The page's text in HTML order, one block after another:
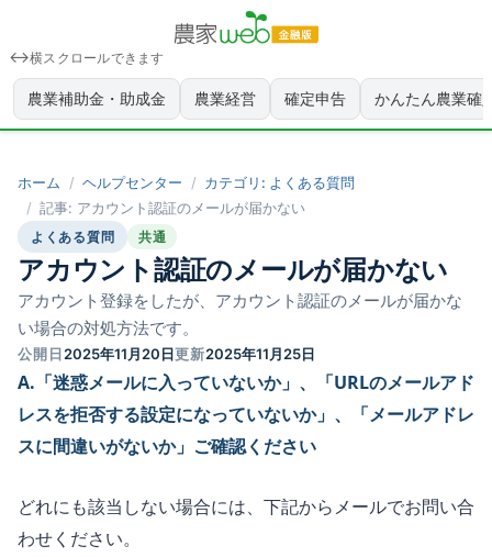
横スクロールできます
農業補助金・助成金 農業経営 確定申告 かんたん農業確
ホーム ヘルプセンター カテゴリ: よくある質問
記事: アカウント認証のメールが届かない
よくある質問 共通
アカウント認証のメールが届かない
アカウント登録をしたが、アカウント認証のメールが届かな
い場合の対処方法です。
公開日2025年11月20日更新2025年11月25日
A.「迷惑メールに入っていないか」、「URLのメールアド
レスを拒否する設定になっていないか」、「メールアドレ
スに間違いがないか」ご確認ください
どれにも該当しない場合には、下記からメールでお問い合
わせください。